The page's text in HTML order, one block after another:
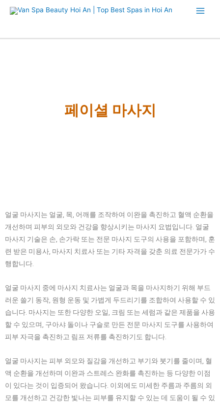
페이셜 마사지
얼굴 마사지는 얼굴, 목, 어깨를 조작하여 이완을 촉진하고 혈액 순환을
개선하며 피부의 외모와 건강을 향상시키는 마사지 요법입니다. 얼굴
마사지 기술은 손, 손가락 또는 전문 마사지 도구의 사용을 포함하며, 훈
련 받은 미용사, 마사지 치료사 또는 기타 자격을 갖춘 의료 전문가가 수
행합니다.
얼굴 마사지 중에 마사지 치료사는 얼굴과 목을 마사지하기 위해 부드
러운 쓸기 동작, 원형 운동 및 가볍게 두드리기를 조합하여 사용할 수 있
습니다. 마사지는 또한 다양한 오일, 크림 또는 세럼과 같은 제품을 사용
할 수 있으며, 구아샤 돌이나 구슬로 만든 전문 마사지 도구를 사용하여
피부 자극을 촉진하고 림프 저류를 촉진하기도 합니다.
얼굴 마사지는 피부 외모와 질감을 개선하고 부기와 붓기를 줄이며, 혈
액 순환을 개선하며 이완과 스트레스 완화를 촉진하는 등 다양한 이점
이 있다는 것이 입증되어 왔습니다. 이외에도 미세한 주름과 주름의 외
모를 개선하고 건강한 빛나는 피부를 유지할 수 있는 데 도움이 될 수 있